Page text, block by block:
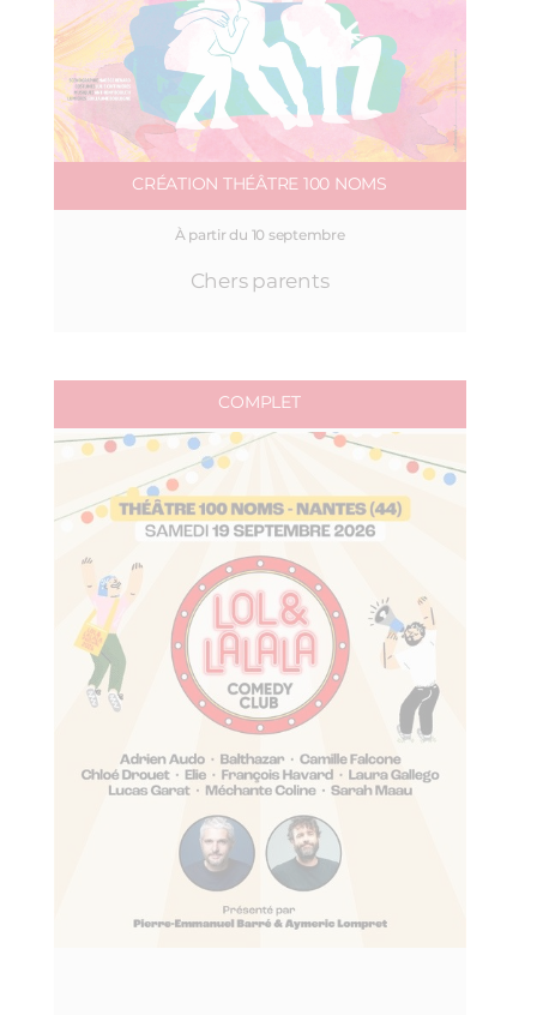
CRÉATION THÉÂTRE 100 NOMS
À partir du 10 septembre
Chers parents
COMPLET